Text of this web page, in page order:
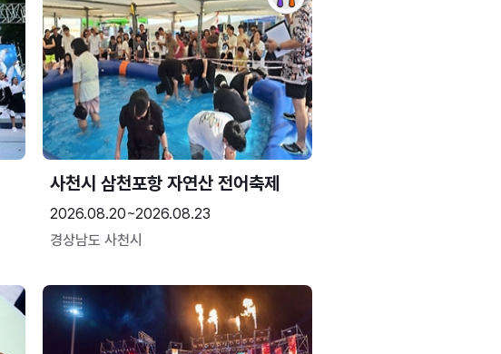
사천시 삼천포항 자연산 전어축제
2026.08.20~2026.08.23
경상남도 사천시